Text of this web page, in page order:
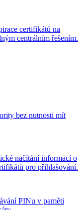
certifikátů na
centrálním řešením.
bez nutnosti mít
načítání informací o
pro přihlašování.
PINu v paměti